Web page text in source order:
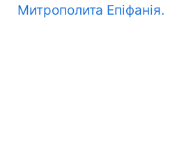
Митрополита Епіфанія.